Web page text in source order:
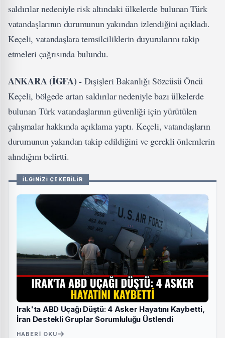
saldırılar nedeniyle risk altındaki ülkelerde bulunan Türk
vatandaşlarının durumunun yakından izlendiğini açıkladı.
Keçeli, vatandaşlara temsilciliklerin duyurularını takip
etmeleri çağrısında bulundu.
ANKARA (İGFA) - Dışişleri Bakanlığı Sözcüsü Öncü
Keçeli, bölgede artan saldırılar nedeniyle bazı ülkelerde
bulunan Türk vatandaşlarının güvenliği için yürütülen
çalışmalar hakkında açıklama yaptı. Keçeli, vatandaşların
durumunun yakından takip edildiğini ve gerekli önlemlerin
alındığını belirtti.
İLGİNİZİ ÇEKEBİLİR
Irak'ta ABD Uçağı Düştü: 4 Asker Hayatını Kaybetti,
İran Destekli Gruplar Sorumluluğu Üstlendi
HABERI OKU